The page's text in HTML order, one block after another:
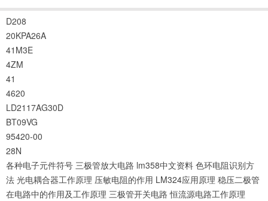
D208
20KPA26A
41M3E
4ZM
41
4620
LD2117AG30D
BT09VG
95420-00
28N
各种电子元件符号 三极管放大电路 lm358中文资料 色环电阻识别方
法 光电耦合器工作原理 压敏电阻的作用 LM324应用原理 稳压二极管
在电路中的作用及工作原理 三极管开关电路 恒流源电路工作原理